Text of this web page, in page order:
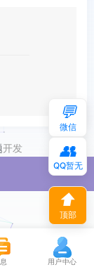
开发
用户中心
💬
微信
👥
QQ暂无
⬆
顶部